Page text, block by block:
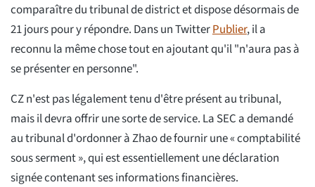
comparaître du tribunal de district et dispose désormais de
21 jours pour y répondre. Dans un TwitterPublier, il a
reconnu la même chose tout en ajoutant qu'il "n'aura pas à
se présenter en personne".
CZ n'est pas légalement tenu d'être présent au tribunal,
mais il devra offrir une sorte de service. La SEC a demandé
au tribunal d'ordonner à Zhao de fournir une « comptabilité
sous serment », qui est essentiellement une déclaration
signée contenant ses informations financières.